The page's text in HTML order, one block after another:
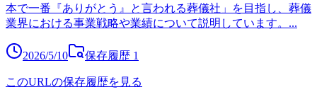
本で一番『ありがとう』と言われる葬儀社」を目指し、葬儀
業界における事業戦略や業績について説明しています。 ...
2026/5/10 保存履歴 1
このURLの保存履歴を見る